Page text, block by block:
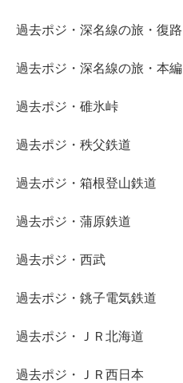
過去ポジ・深名線の旅・復路
過去ポジ・深名線の旅・本編
過去ポジ・碓氷峠
過去ポジ・秩父鉄道
過去ポジ・箱根登山鉄道
過去ポジ・蒲原鉄道
過去ポジ・西武
過去ポジ・銚子電気鉄道
過去ポジ・ＪＲ北海道
過去ポジ・ＪＲ西日本